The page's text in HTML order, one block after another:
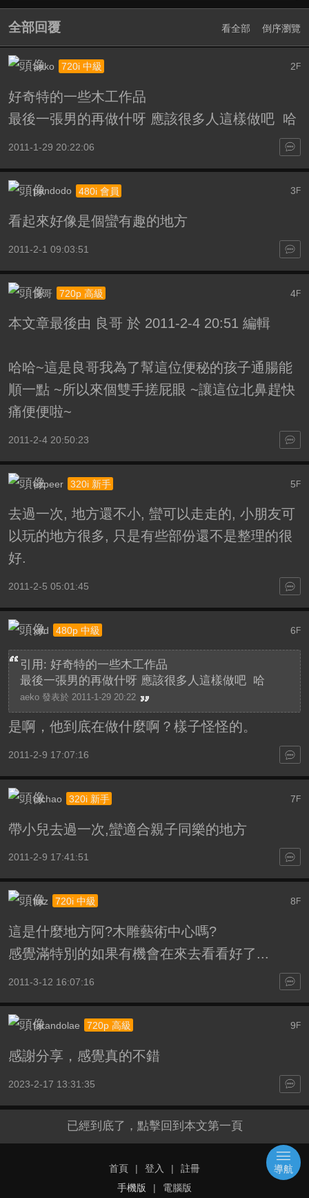
全部回覆 看全部 倒序瀏覽
2 F
aeko 720i 中級
好奇特的一些木工作品
最後一張男的再做什呀 應該很多人這樣做吧 哈
2011-1-29 20:22:06
3 F
pandodo 480i 會員
看起來好像是個蠻有趣的地方
2011-2-1 09:03:51
4F
良哥 720p 高級
本文章最後由 良哥 於 2011-2-4 20:51 編輯
哈哈~這是良哥我為了幫這位便秘的孩子通腸能
順一點~所以來個雙手搓屁眼 ~讓這位北鼻趕快
痛便便啦~
2011-2-4 20:50:23
5F
ezpeer 320i 新手
去過一次, 地方還不小, 蠻可以走走的, 小朋友可
以玩的地方很多, 只是有些部份還不是整理的很
好.
2011-2-5 05:01:45
6F
xtfd 480p 中級
引用: 好奇特的一些木工作品
最後一張男的再做什呀 應該很多人這樣做吧 哈
aeko 發表於 2011-1-29 20:22
是啊，他到底在做什麼啊？樣子怪怪的。
2011-2-9 17:07:16
7F
ctchao 320i 新手
帶小兒去過一次,蠻適合親子同樂的地方
2011-2-9 17:41:51
8 F
ltaz 720i 中級
這是什麼地方阿?木雕藝術中心嗎?
感覺滿特別的如果有機會在來去看看好了...
2011-3-12 16:07:16
9 F
farandolae 720p 高級
感謝分享，感覺真的不錯
2023-2-17 13:31:35
已經到底了，點擊回到本文第一頁
首頁 | 登入 |
註冊
手機版
| 電腦版
導航